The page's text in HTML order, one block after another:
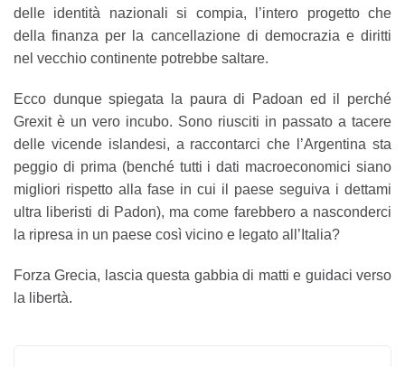
delle identità nazionali si compia, l’intero progetto che
della finanza per la cancellazione di democrazia e diritti
nel vecchio continente potrebbe saltare.
Ecco dunque spiegata la paura di Padoan ed il perché
Grexit è un vero incubo. Sono riusciti in passato a tacere
delle vicende islandesi, a raccontarci che l’Argentina sta
peggio di prima (benché tutti i dati macroeconomici siano
migliori rispetto alla fase in cui il paese seguiva i dettami
ultra liberisti di Padon), ma come farebbero a nasconderci
la ripresa in un paese così vicino e legato all’Italia?
Forza Grecia, lascia questa gabbia di matti e guidaci verso
la libertà.